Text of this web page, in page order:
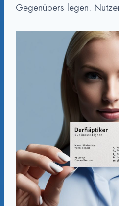
Gegenübers legen.